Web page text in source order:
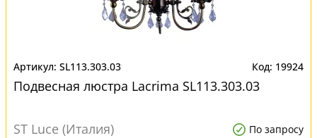
SL113.303.03 19924
Подвесная люстра Lacrima SL113.303.03
ST Luce (Италия) По запросу